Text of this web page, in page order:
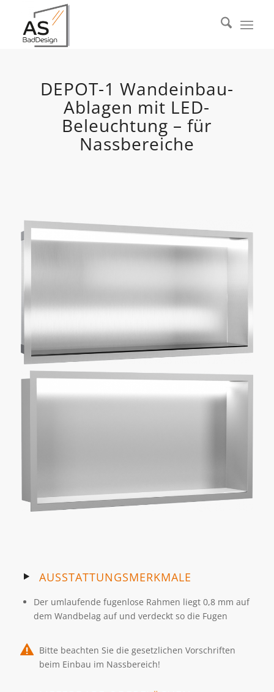
DEPOT-1 Wandeinbau-
Ablagen mit LED-
Beleuchtung – für
Nassbereiche
AUSSTATTUNGSMERKMALE
Der umlaufende fugenlose Rahmen liegt 0,8 mm auf
dem Wandbelag auf und verdeckt so die Fugen
Bitte beachten Sie die gesetzlichen Vorschriften
beim Einbau im Nassbereich!